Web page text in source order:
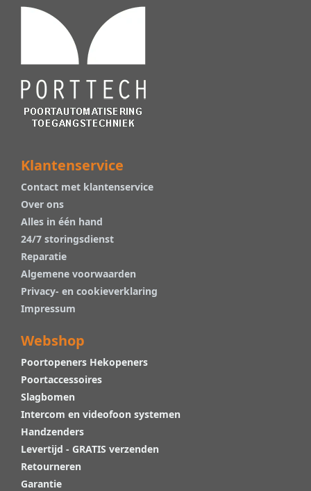
Klantenservice
Contact met klantenservice
Over ons
Alles in één hand
24/7 storingsdienst
Reparatie
Algemene voorwaarden
Privacy- en cookieverklaring
Impressum
Webshop
Poortopeners Hekopeners
Poortaccessoires
Slagbomen
Intercom en videofoon systemen
Handzenders
Levertijd - GRATIS verzenden
Retourneren
Garantie